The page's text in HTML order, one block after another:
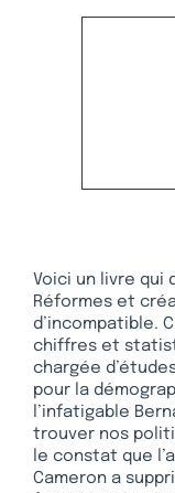
Voici un livre qui
Réformes et
d’incompatible.
chiffres et
chargée
pour la
l’infatigable
trouver nos
le constat que
Cameron a